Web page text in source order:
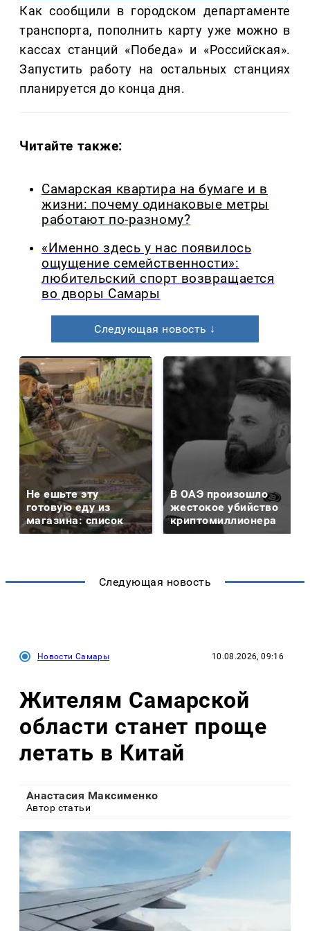
Как сообщили в городском департаменте
транспорта, пополнить карту уже можно в
кассах станций «Победа» и «Российская».
Запустить работу на остальных станциях
планируется до конца дня.
Читайте также:
Самарская квартира на бумаге и в
жизни: почему одинаковые метры
работают по-разному?
«Именно здесь у нас появилось
ощущение семейственности»:
любительский спорт возвращается
во дворы Самары
Следующая новость ↓
Не ешьте эту
готовую еду из
магазина: список
В ОАЭ произошло
жестокое убийство
криптомиллионера
Следующая новость
Новости Самары 10.08.2026, 09:16
Жителям Самарской
области станет проще
летать в Китай
Анастасия Максименко
Автор статьи